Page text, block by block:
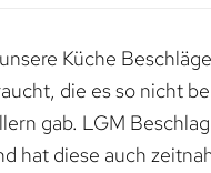
Küche
die es so nicht
gab. LGM
hat diese auch